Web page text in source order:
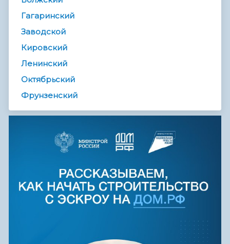
Гагаринский
Заводской
Кировский
Ленинский
Октябрьский
Фрунзенский